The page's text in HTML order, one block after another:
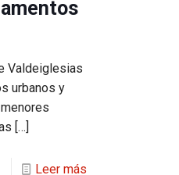
Valdeiglesias
urbanos y
[…]
Leer más